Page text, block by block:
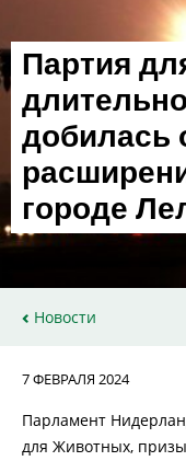
Партия
добилась
городе
Новости
7 ФЕВРАЛЯ 2024
Парламент
для Животных,